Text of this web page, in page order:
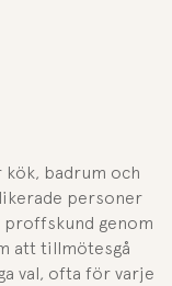
kök, badrum och
personer
genom
att tillmötesgå
val, ofta för varje